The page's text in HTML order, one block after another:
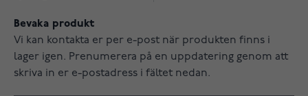
Bevaka produkt
Vi kan kontakta er per e-post när produkten finns i
lager igen. Prenumerera på en uppdatering genom att
skriva in er e-postadress i fältet nedan.